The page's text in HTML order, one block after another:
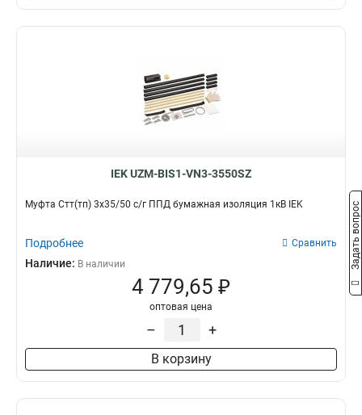
IEK UZM-BIS1-VN3-3550SZ
Муфта Стт(тп) 3х35/50 с/г ППД бумажная изоляция 1кВ IEK
Подробнее Сравнить
Наличие: В наличии
4 779,65 ₽
оптовая цена
– +
В корзину
Задать вопрос